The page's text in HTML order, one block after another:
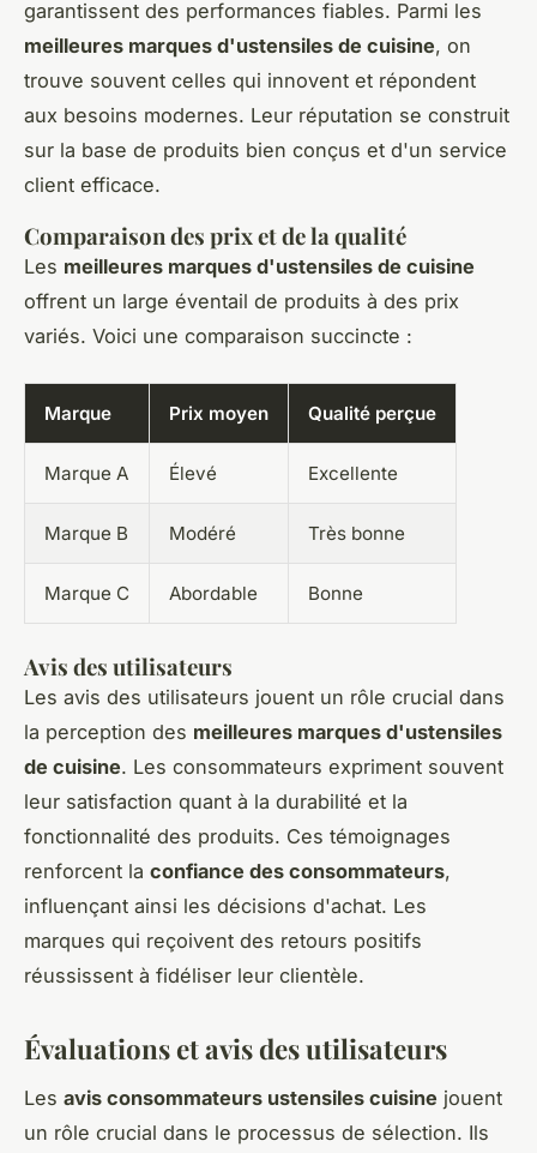
garantissent des performances fiables. Parmi les
meilleures marques d'ustensiles de cuisine, on
trouve souvent celles qui innovent et répondent
aux besoins modernes. Leur réputation se construit
sur la base de produits bien conçus et d'un service
client efficace.
Comparaison des prix et de la qualité
Les meilleures marques d'ustensiles de cuisine
offrent un large éventail de produits à des prix
variés. Voici une comparaison succincte :
Marque Prix moyen Qualité perçue
Marque A Élevé Excellente
Marque B Modéré Très bonne
Marque C Abordable Bonne
Avis des utilisateurs
Les avis des utilisateurs jouent un rôle crucial dans
la perception des meilleures marques d'ustensiles
de cuisine. Les consommateurs expriment souvent
leur satisfaction quant à la durabilité et la
fonctionnalité des produits. Ces témoignages
renforcent la confiance des consommateurs,
influençant ainsi les décisions d'achat. Les
marques qui reçoivent des retours positifs
réussissent à fidéliser leur clientèle.
Évaluations et avis des utilisateurs
Les avis consommateurs ustensiles cuisine jouent
un rôle crucial dans le processus de sélection. Ils